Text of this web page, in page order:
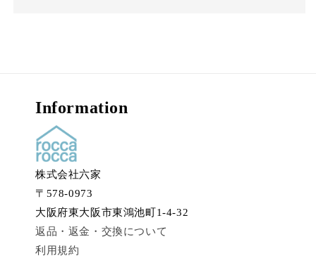
Information
株式会社六家
〒578-0973
大阪府東大阪市東鴻池町1-4-32
返品・返金・交換について
利用規約